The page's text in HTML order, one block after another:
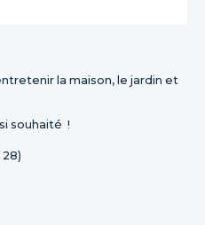
la maison, le jardin et
souhaité !